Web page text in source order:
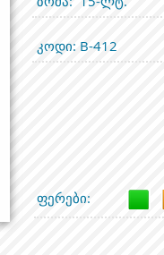
კოდი: B-412
ფერები: